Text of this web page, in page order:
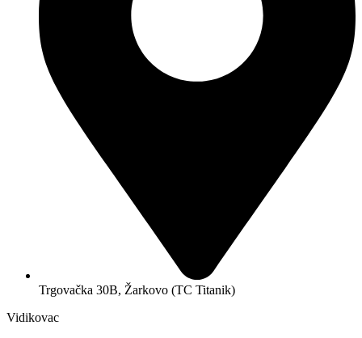
Trgovačka 30B, Žarkovo (TC Titanik)
Vidikovac